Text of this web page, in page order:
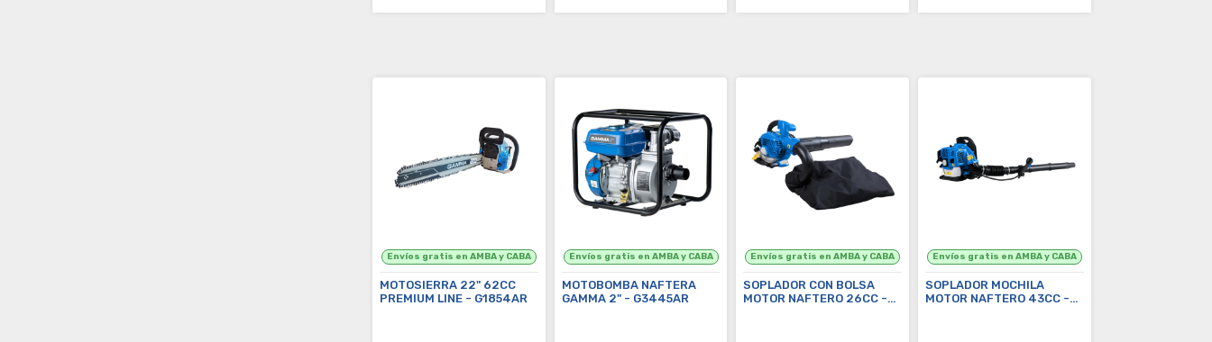
MOTOSIERRA 22" 62CC
PREMIUM LINE - G1854AR
MOTOBOMBA NAFTERA
GAMMA 2" - G3445AR
SOPLADOR CON BOLSA
MOTOR NAFTERO 26CC -
SOPLADOR MOCHILA
MOTOR NAFTERO 43CC -